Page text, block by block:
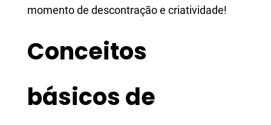
momento de descontração e criatividade!
Conceitos
básicos de